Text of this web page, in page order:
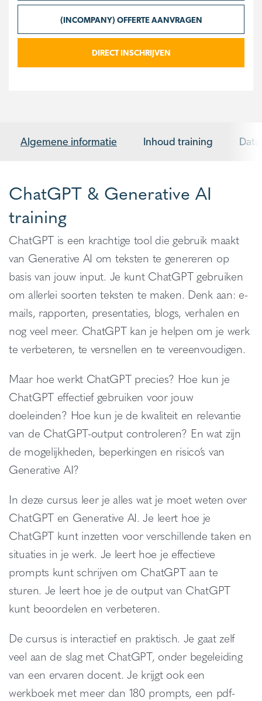
(INCOMPANY) OFFERTE AANVRAGEN
DIRECT INSCHRIJVEN
Algemene informatie Inhoud training
ChatGPT & Generative AI
training
ChatGPT is een krachtige tool die gebruik maakt
van Generative AI om teksten te genereren op
basis van jouw input. Je kunt ChatGPT gebruiken
om allerlei soorten teksten te maken. Denk aan: e-
mails, rapporten, presentaties, blogs, verhalen en
nog veel meer. ChatGPT kan je helpen om je werk
te verbeteren, te versnellen en te vereenvoudigen.
Maar hoe werkt ChatGPT precies? Hoe kun je
ChatGPT effectief gebruiken voor jouw
doeleinden? Hoe kun je de kwaliteit en relevantie
van de ChatGPT-output controleren? En wat zijn
de mogelijkheden, beperkingen en risico’s van
Generative AI?
In deze cursus leer je alles wat je moet weten over
ChatGPT en Generative AI. Je leert hoe je
ChatGPT kunt inzetten voor verschillende taken en
situaties in je werk. Je leert hoe je effectieve
prompts kunt schrijven om ChatGPT aan te
sturen. Je leert hoe je de output van ChatGPT
kunt beoordelen en verbeteren.
De cursus is interactief en praktisch. Je gaat zelf
veel aan de slag met ChatGPT, onder begeleiding
van een ervaren docent. Je krijgt ook een
werkboek met meer dan 180 prompts, een pdf-